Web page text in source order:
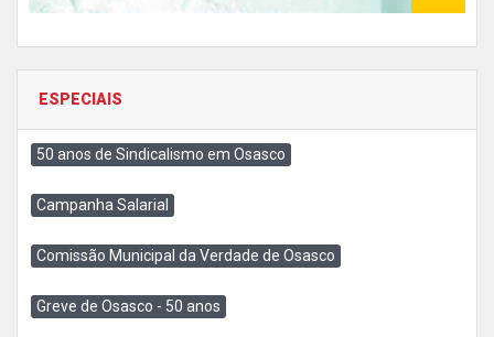
ESPECIAIS
50 anos de Sindicalismo em Osasco
Campanha Salarial
Comissão Municipal da Verdade de Osasco
Greve de Osasco - 50 anos